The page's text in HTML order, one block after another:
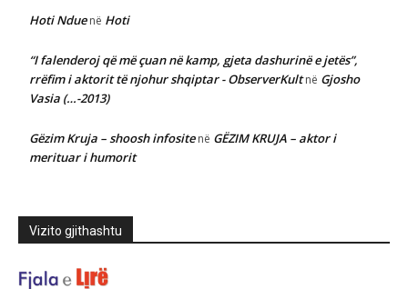
Hoti Nduenë Hoti
“I falenderoj që më çuan në kamp, gjeta dashurinë e jetës”,
rrëfim i aktorit të njohur shqiptar - ObserverKultnë Gjosho
Vasia (…-2013)
Gëzim Kruja – shoosh infositenë GËZIM KRUJA – aktor i
merituar i humorit
Vizito gjithashtu